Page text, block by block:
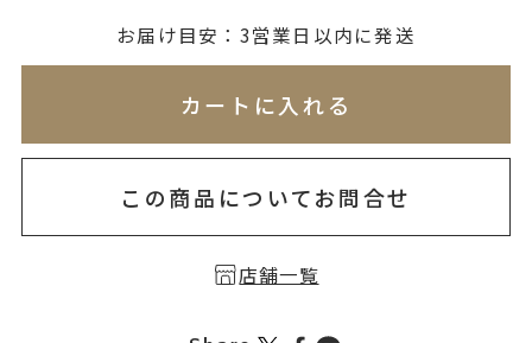
(刻印について)※必ず選択ください
お届け目安：3営業日以内に発送
カートに入れる
この商品についてお問合せ
店舗一覧